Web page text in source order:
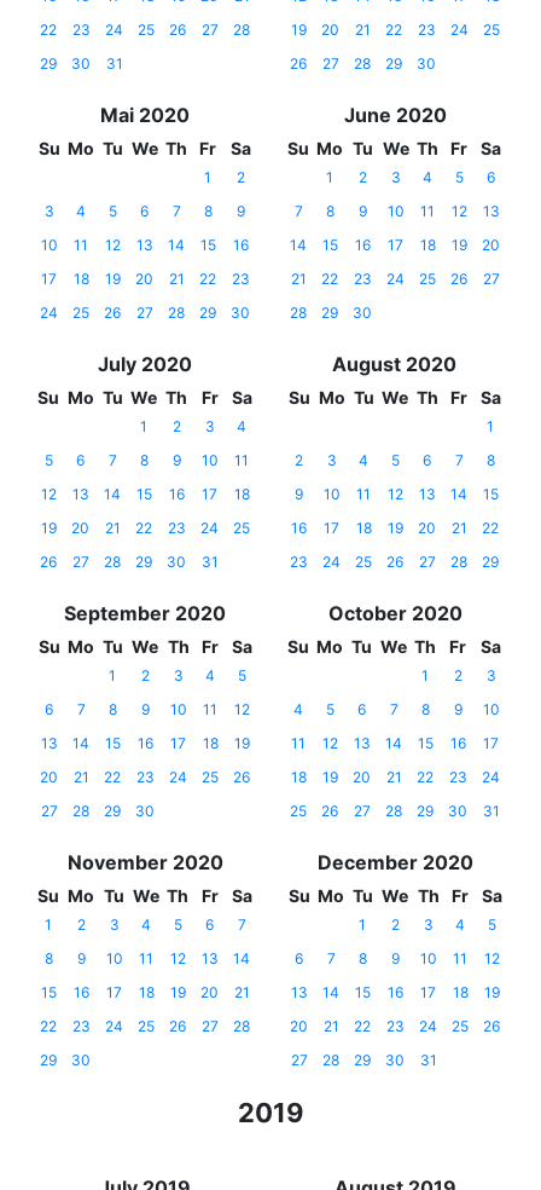
22
23 24 25 26 27
28
29
30 31
19
20 21 22 23 24
25
26
27 28 29 30
Mai 2020
Su Mo Tu We Th Fr Sa
1
2
3
4 5 6 7 8
9
10
11 12 13 14 15
16
17
18 19 20 21 22
23
24
25 26 27 28 29 30
June 2020
Su Mo Tu We Th Fr Sa
1 2 3 4 5
6
7
8 9 10 11 12
13
14
15 16 17 18 19
20
21
22 23 24 25 26
27
28
29 30
July 2020
Su Mo Tu We Th Fr Sa
1 2 3
4
5
6 7 8 9 10
11
12
13 14 15 16 17
18
19
20 21 22 23 24
25
26
27 28 29 30 31
August 2020
Su Mo Tu We Th Fr Sa
1
2
3 4 5 6 7
8
9
10 11 12 13 14
15
16
17 18 19 20 21
22
23
24 25 26 27 28 29
September 2020
Su Mo Tu We Th Fr Sa
1 2 3 4
5
6
7 8 9 10 11
12
13
14 15 16 17 18
19
20
21 22 23 24 25
26
27
28 29 30
October 2020
Su Mo Tu We Th Fr Sa
1 2
3
4
5 6 7 8 9
10
11
12 13 14 15 16
17
18
19 20 21 22 23
24
25
26 27 28 29 30 31
November 2020
Su Mo Tu We Th Fr Sa
1 2 3 4 5 6
7
8
9 10 11 12 13
14
15
16 17 18 19 20
21
22
23 24 25 26 27
28
29
30
December 2020
Su Mo Tu We Th Fr Sa
1 2 3 4
5
6
7 8 9 10 11
12
13
14 15 16 17 18
19
20
21 22 23 24 25
26
27
28 29 30 31
2019